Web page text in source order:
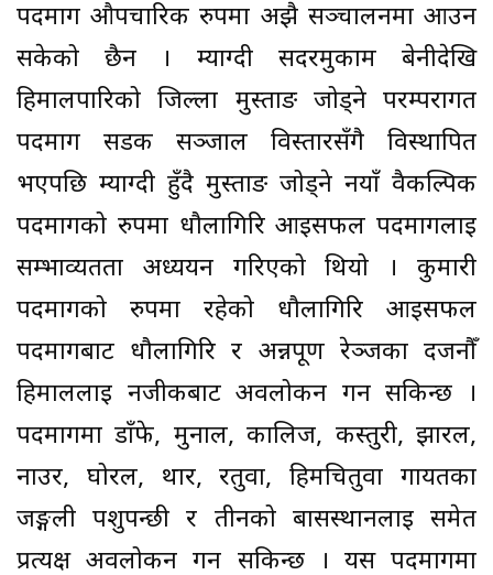
पदमार्ग औपचारिक रुपमा अझै सञ्चालनमा आउन
सकेको छैन । म्याग्दी सदरमुकाम बेनीदेखि
हिमालपारिको जिल्ला मुस्ताङ जोड्ने परम्परागत
पदमार्ग सडक सञ्जाल विस्तारसँगै विस्थापित
भएपछि म्याग्दी हुँदै मुस्ताङ जोड्ने नयाँ वैकल्पिक
पदमार्गको रुपमा धौलागिरि आइसफल पदमार्गलाई
सम्भाव्यतता अध्ययन गरिएको थियो । कुमारी
पदमार्गको रुपमा रहेको धौलागिरि आइसफल
पदमार्गबाट धौलागिरि र अन्नपूर्ण रेञ्जका दर्जनौँ
हिमाललाई नजीकबाट अवलोकन गर्न सकिन्छ ।
पदमार्गमा डाँफे, मुनाल, कालिज, कस्तुरी, झारल,
नाउर, घोरल, थार, रतुवा, हिमचितुवा गायतका
जङ्गली पशुपन्छी र तीनको बासस्थानलाई समेत
प्रत्यक्ष अवलोकन गर्न सकिन्छ । यस पदमार्गमा